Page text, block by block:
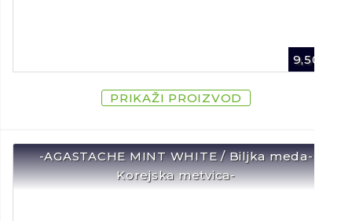
9,50
PRIKAŽI PROIZVOD
-AGASTACHE MINT WHITE / Biljka meda-
Korejska metvica-